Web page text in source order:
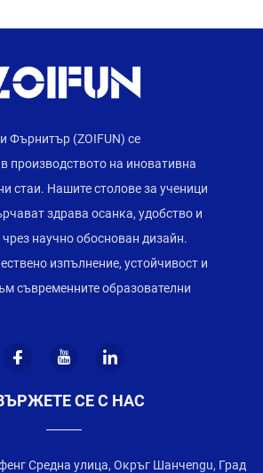
Фърнитър (ZOIFUN) се
производството на иновативна
стаи. Нашите столове за ученици
здрава осанка, удобство и
научно обоснован дизайн.
изпълнение, устойчивост и
съвременните образователни
СЕ С НАС
Средна улица, Окръг Шанчengu, Град